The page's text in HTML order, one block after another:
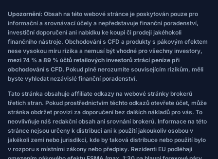
Upozornění: Obsah na této webové stránce je poskytován pouze pro
informační a srovnávací účely a nepředstavuje finanční poradenství,
investiční doporučení ani nabídku ke koupi či prodeji jakéhokoli
finančního nástroje. Obchodování s CFD a produkty s pákovým efektem
nese vysokou míru rizika a nemusí být vhodné pro všechny investory,
mezi 74 % a 89 % účtů retailových investorů ztrácí peníze při
obchodování s CFD. Pokud plně nerozumíte souvisejícím rizikům, měli
byste vyhledat nezávislé finanční poradenství.
Tato stránka obsahuje affiliate odkazy na webové stránky brokerů
třetích stran. Pokud prostřednictvím těchto odkazů otevřete účet, může
stránka obdržet provizi za doporučení bez dalších nákladů pro vás. To
neovlivňuje náš redakční obsah ani srovnání brokerů. Informace na této
stránce nejsou určeny k distribuci ani k použití jakoukoliv osobou v
jakékoli zemi nebo jurisdikci, kde by taková distribuce nebo použití bylo
v rozporu s místními zákony nebo předpisy. Rezidenti EU podléhají